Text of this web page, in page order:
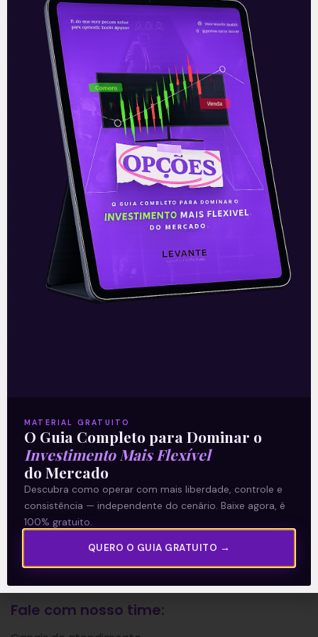
Resultados da XP do 4T21
A XP Inc. (Nasdaq: XP) apresentou, nesta
terça-feira (8), após o fechamento dos
mercados, o seu resultado completo do
quarto trimestre de 2021. A companhia
Leia mais
09/02/2022
Política de Privacidade
Explore
Artigos
E Eu Com Isso?
Vídeos no Youtube
Manuais de Investimento
Fale com nosso time:
MATERIAL GRATUITO
O Guia Completo para Dominar o
Investimento Mais Flexível
do Mercado
Descubra como operar com mais liberdade, controle e
consistência — independente do cenário. Baixe agora, é
100% gratuito.
QUERO O GUIA GRATUITO →